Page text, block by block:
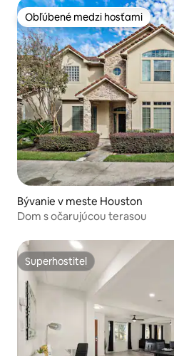
Obľúbené medzi hosťami
Obľúbené medzi hosťami
Bývanie v meste Houston
Dom s očarujúcou terasou
Superhostiteľ
Superhostiteľ